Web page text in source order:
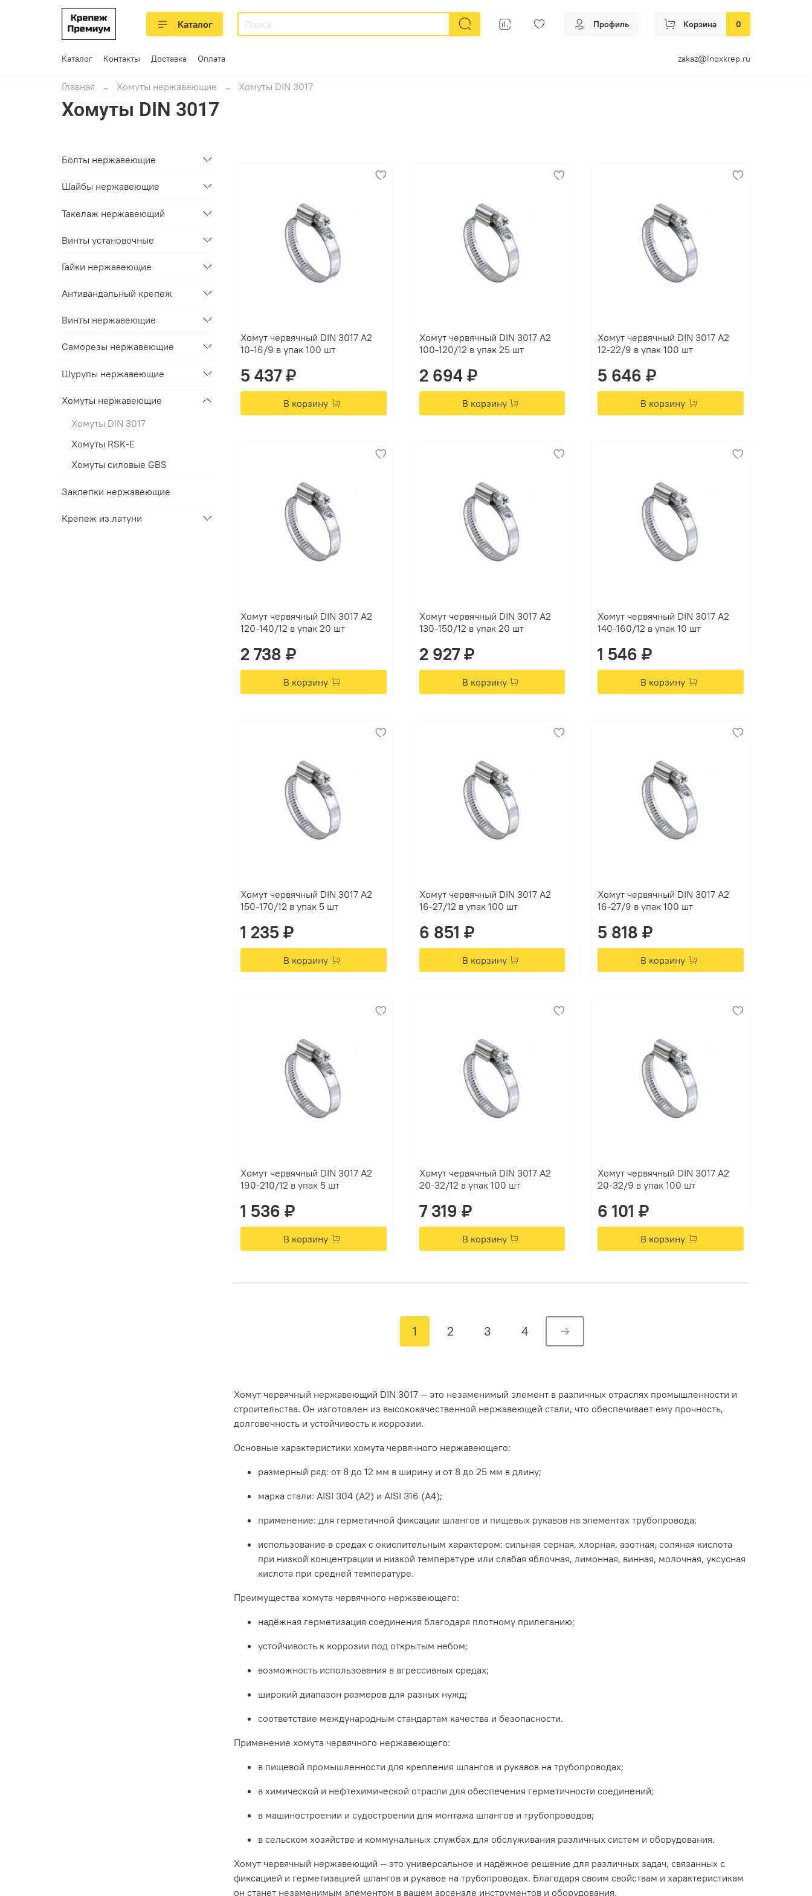
Каталог Профиль Корзина 0
Каталог Контакты Доставка Оплата zakaz@inoxkrep.ru
Главная Хомуты нержавеющие Хомуты DIN 3017
Хомуты DIN 3017
Хомут червячный DIN 3017 А2
10-16/9 в упак 100 шт
5 437 ₽
В корзину
Хомут червячный DIN 3017 А2
100-120/12 в упак 25 шт
2 694 ₽
В корзину
Хомут червячный DIN 3017 А2
12-22/9 в упак 100 шт
5 646 ₽
В корзину
Хомут червячный DIN 3017 А2
120-140/12 в упак 20 шт
2 738 ₽
В корзину
Хомут червячный DIN 3017 А2
130-150/12 в упак 20 шт
2 927 ₽
В корзину
Хомут червячный DIN 3017 А2
140-160/12 в упак 10 шт
1 546 ₽
В корзину
Хомут червячный DIN 3017 А2
150-170/12 в упак 5 шт
1 235 ₽
В корзину
Хомут червячный DIN 3017 А2
16-27/12 в упак 100 шт
6 851 ₽
В корзину
Хомут червячный DIN 3017 А2
16-27/9 в упак 100 шт
5 818 ₽
В корзину
Хомут червячный DIN 3017 А2
190-210/12 в упак 5 шт
1 536 ₽
В корзину
Хомут червячный DIN 3017 А2
20-32/12 в упак 100 шт
7 319 ₽
В корзину
Хомут червячный DIN 3017 А2
20-32/9 в упак 100 шт
6 101 ₽
В корзину
1 2 3 4
Хомут червячный нержавеющий DIN 3017 — это незаменимый элемент в различных отраслях промышленности и
строительства. Он изготовлен из высококачественной нержавеющей стали, что обеспечивает ему прочность,
долговечность и устойчивость к коррозии.
Основные характеристики хомута червячного нержавеющего:
размерный ряд: от 8 до 12 мм в ширину и от 8 до 25 мм в длину;
марка стали: AISI 304 (А2) и AISI 316 (А4);
применение: для герметичной фиксации шлангов и пищевых рукавов на элементах трубопровода;
использование в средах с окислительным характером: сильная серная, хлорная, азотная, соляная кислота
при низкой концентрации и низкой температуре или слабая яблочная, лимонная, винная, молочная, уксусная
кислота при средней температуре.
Преимущества хомута червячного нержавеющего:
надёжная герметизация соединения благодаря плотному прилеганию;
устойчивость к коррозии под открытым небом;
возможность использования в агрессивных средах;
широкий диапазон размеров для разных нужд;
соответствие международным стандартам качества и безопасности.
Применение хомута червячного нержавеющего:
в пищевой промышленности для крепления шлангов и рукавов на трубопроводах;
в химической и нефтехимической отрасли для обеспечения герметичности соединений;
в машиностроении и судостроении для монтажа шлангов и трубопроводов;
в сельском хозяйстве и коммунальных службах для обслуживания различных систем и оборудования.
Хомут червячный нержавеющий — это универсальное и надёжное решение для различных задач, связанных с
фиксацией и герметизацией шлангов и рукавов на трубопроводах. Благодаря своим свойствам и характеристикам
он станет незаменимым элементом в вашем арсенале инструментов и оборудования.
Болты нержавеющие
Шайбы нержавеющие
Такелаж нержавеющий
Винты установочные
Гайки нержавеющие
Антивандальный крепеж
Винты нержавеющие
Саморезы нержавеющие
Шурупы нержавеющие
Хомуты нержавеющие
Хомуты DIN 3017
Хомуты RSK-E
Хомуты силовые GBS
Заклепки нержавеющие
Крепеж из латуни